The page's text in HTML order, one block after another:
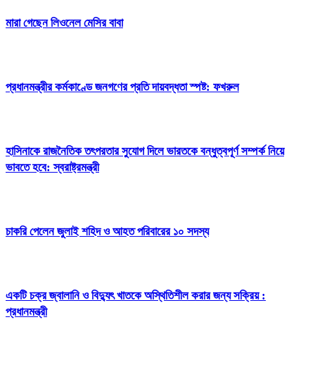
মারা গেছেন লিওনেল মেসির বাবা
প্রধানমন্ত্রীর কর্মকাণ্ডে জনগণের প্রতি দায়বদ্ধতা স্পষ্ট: ফখরুল
হাসিনাকে রাজনৈতিক তৎপরতার সুযোগ দিলে ভারতকে বন্ধুত্বপূর্ণ সম্পর্ক নিয়ে
ভাবতে হবে: স্বরাষ্ট্রমন্ত্রী
চাকরি পেলেন জুলাই শহিদ ও আহত পরিবারের ১০ সদস্য
একটি চক্র জ্বালানি ও বিদ্যুৎ খাতকে অস্থিতিশীল করার জন্য সক্রিয় :
প্রধানমন্ত্রী